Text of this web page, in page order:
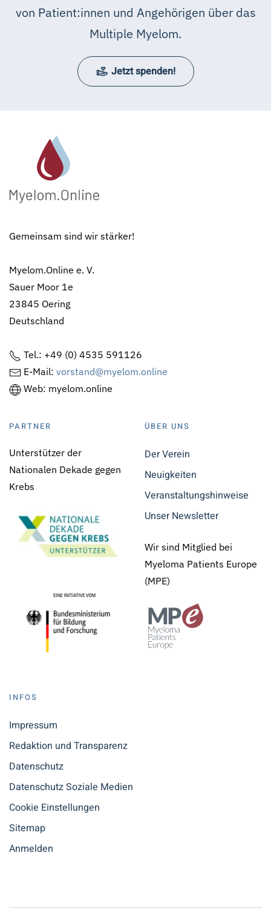
von Patient:innen und Angehörigen über das
Multiple Myelom.
Jetzt spenden!
Gemeinsam sind wir stärker!
Myelom.Online e. V.
Sauer Moor 1e
23845 Oering
Deutschland
Tel.: +49 (0) 4535 591126
E-Mail: vorstand@myelom.online
Web: myelom.online
PARTNER
Unterstützer der
Nationalen Dekade gegen
Krebs
ÜBER UNS
Der Verein
Neuigkeiten
Veranstaltungshinweise
Unser Newsletter
Wir sind Mitglied bei
Myeloma Patients Europe
(MPE)
INFOS
Impressum
Redaktion und Transparenz
Datenschutz
Datenschutz Soziale Medien
Cookie Einstellungen
Sitemap
Anmelden